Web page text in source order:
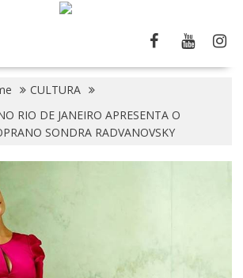
CULTURA
RIO DE JANEIRO APRESENTA O
SONDRA RADVANOVSKY